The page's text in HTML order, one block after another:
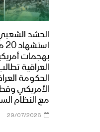
الحشد
بهجمات
العراقية
الحكومة
الأمريكي
مع النظام
29/07/2026